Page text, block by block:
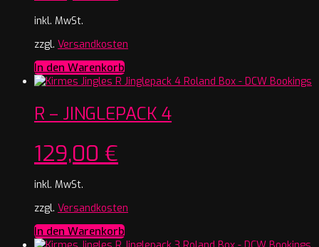
inkl. MwSt.
zzgl. Versandkosten
In den Warenkorb
R – JINGLEPACK 4
129,00 €
inkl. MwSt.
zzgl. Versandkosten
In den Warenkorb